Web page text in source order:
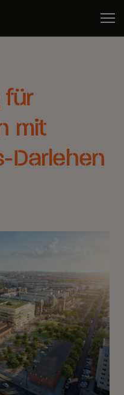
für
mit
Darlehen